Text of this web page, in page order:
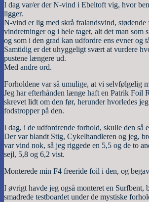
I dag var/er der N-vind i Ebeltoft vig, hvor
ligger.
N-vind er lig med skrå fralandsvind,
vindretninger og i hele taget, alt det man som
og som i den grad kan udfordre ens evner og
Samtidig er det uhyggeligt svært at vurdere
pustene længere ud.
Med andre ord.
Forholdene var så umulige, at vi selvfølgelig
Jeg har efterhånden længe haft en Patrik Foil
skrevet lidt om den før, herunder hvorledes
fodstropper på den.
I dag, i de udfordrende forhold, skulle den så
Der var blandt Stig, Cykelhandleren og jeg,
var vind nok, så jeg riggede en 5,5 og de to
sejl, 5,8 og 6,2 vist.
Monterede min F4 freeride foil i den, og
I øvrigt havde jeg også monteret en Surfbent,
smadrede testboardet under de mystiske